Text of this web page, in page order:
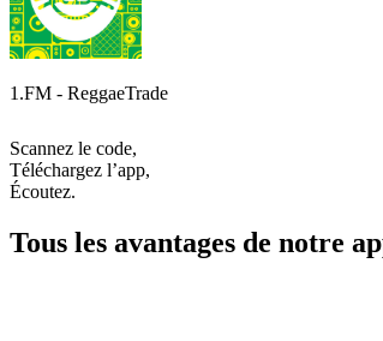
1.FM - ReggaeTrade
Scannez le code,
Téléchargez l’app,
Écoutez.
Tous les avantages de notre